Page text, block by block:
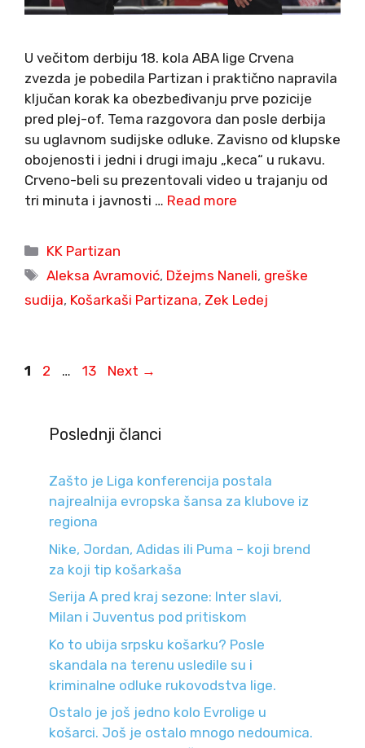
U večitom derbiju 18. kola ABA lige Crvena
zvezda je pobedila Partizan i praktično napravila
ključan korak ka obezbeđivanju prve pozicije
pred plej-of. Tema razgovora dan posle derbija
su uglavnom sudijske odluke. Zavisno od klupske
obojenosti i jedni i drugi imaju „keca“ u rukavu.
Crveno-beli su prezentovali video u trajanju od
tri minuta i javnosti … Read more
Categories
KK Partizan
Tags
Aleksa Avramović, Džejms Naneli, greške
sudija, Košarkaši Partizana, Zek Ledej
Page
1 Page
2 … Page
13 Next →
Poslednji članci
Zašto je Liga konferencija postala
najrealnija evropska šansa za klubove iz
regiona
Nike, Jordan, Adidas ili Puma – koji brend
za koji tip košarkaša
Serija A pred kraj sezone: Inter slavi,
Milan i Juventus pod pritiskom
Ko to ubija srpsku košarku? Posle
skandala na terenu usledile su i
kriminalne odluke rukovodstva lige.
Ostalo je još jedno kolo Evrolige u
košarci. Još je ostalo mnogo nedoumica.